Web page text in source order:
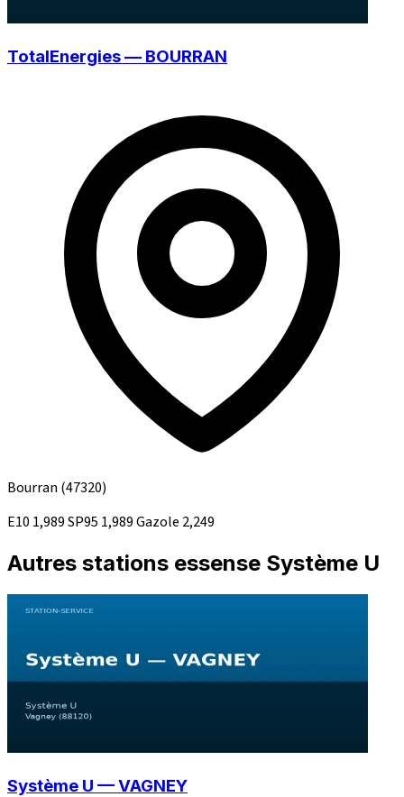
TotalEnergies — BOURRAN
Bourran (47320)
E10 1,989SP95 1,989Gazole 2,249
Autres stations essense Système U
Système U — VAGNEY